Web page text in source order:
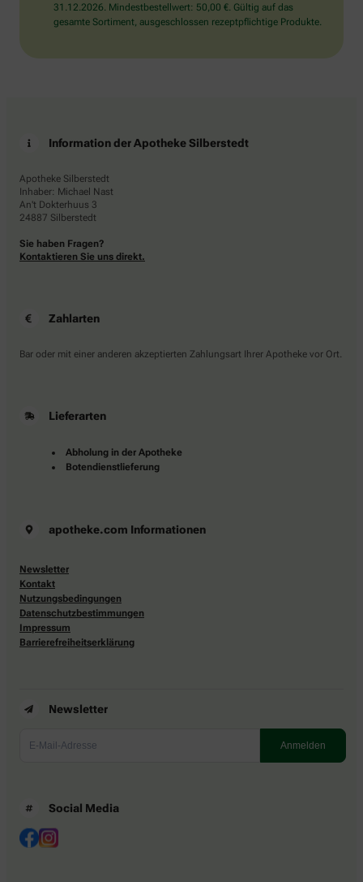
31.12.2026. Mindestbestellwert: 50,00 €. Gültig auf das
gesamte Sortiment, ausgeschlossen rezeptpflichtige Produkte.
Information der Apotheke Silberstedt
Apotheke Silberstedt
Inhaber: Michael Nast
An't Dokterhuus 3
24887 Silberstedt
Sie haben Fragen?
Kontaktieren Sie uns direkt.
Zahlarten
Bar oder mit einer anderen akzeptierten Zahlungsart Ihrer Apotheke vor Ort.
Lieferarten
Abholung in der Apotheke
Botendienstlieferung
apotheke.com Informationen
Newsletter
Kontakt
Nutzungsbedingungen
Datenschutzbestimmungen
Impressum
Barrierefreiheitserklärung
Newsletter
Social Media